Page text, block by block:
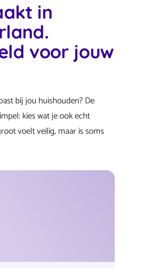
in
voor jouw
bij jou huishouden? De
kies wat je ook echt
voelt veilig, maar is soms